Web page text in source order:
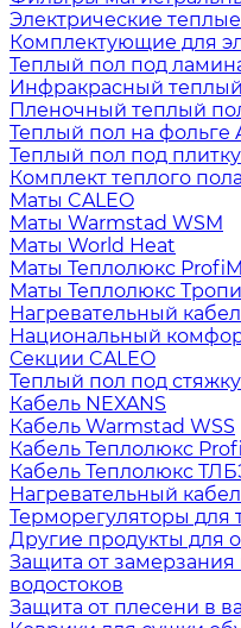
Электрические
Комплектующие для
Теплый пол под
Инфракрасный
Пленочный теплый
Теплый пол на фольге
Теплый пол под плитку
Комплект теплого пола
Маты CALEO
Маты Warmstad WSM
Маты World Heat
Маты Теплолюкс
Маты Теплолюкс
Нагревательный
Национальный
Секции CALEO
Теплый пол под
Кабель NEXANS
Кабель Warmstad WSS
Кабель Теплолюкс
Кабель Теплолюкс
Нагревательный
Терморегуляторы для
Другие продукты для
Защита от
водостоков
Защита от плесени в